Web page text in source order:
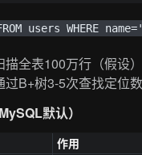
users WHERE
描全表100万行（假设）
过B+树3-5次查找定位
默认）
作用